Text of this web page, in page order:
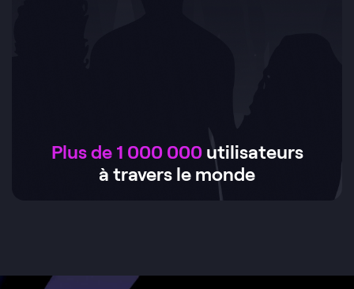
Plus de 1 000 000utilisateurs
à travers le monde